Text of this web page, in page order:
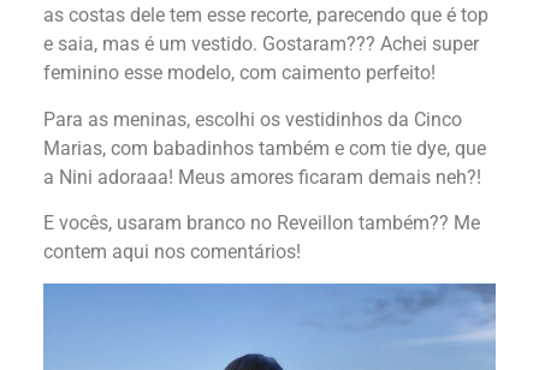
as costas dele tem esse recorte, parecendo que é top
e saia, mas é um vestido. Gostaram??? Achei super
feminino esse modelo, com caimento perfeito!
Para as meninas, escolhi os vestidinhos da Cinco
Marias, com babadinhos também e com tie dye, que
a Nini adoraaa! Meus amores ficaram demais neh?!
E vocês, usaram branco no Reveillon também?? Me
contem aqui nos comentários!